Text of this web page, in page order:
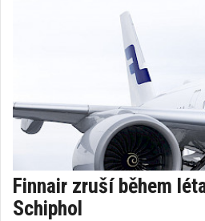
Finnair zruší během
Schiphol